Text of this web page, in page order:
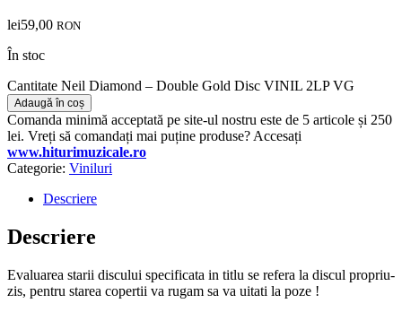
lei59,00 RON
În stoc
Cantitate Neil Diamond – Double Gold Disc VINIL 2LP VG
Adaugă în coș
Comanda minimă acceptată pe site-ul nostru este de 5 articole și 250
lei. Vreți să comandați mai puține produse? Accesați
www.hiturimuzicale.ro
Categorie: Viniluri
Descriere
Descriere
Evaluarea starii discului specificata in titlu se refera la discul propriu-
zis, pentru starea copertii va rugam sa va uitati la poze !